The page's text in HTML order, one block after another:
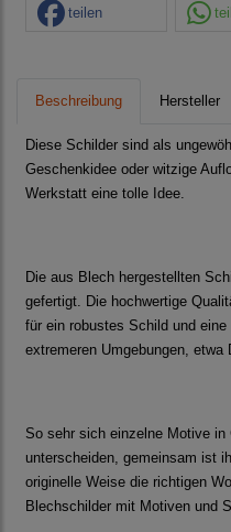
teilen
Beschreibung Hersteller
Diese Schilder sind als
Geschenkidee oder witzige
Werkstatt eine tolle Idee.
Die aus Blech hergestellten
gefertigt. Die hochwertige
für ein robustes Schild und
extremeren Umgebungen,
So sehr sich einzelne Motive
unterscheiden, gemeinsam ist
originelle Weise die richtigen
Blechschilder mit Motiven und